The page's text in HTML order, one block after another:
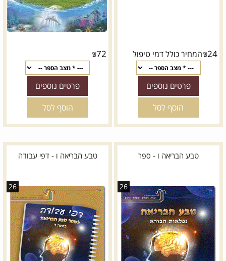
₪24 המחיר כולל דמי טיפול
פרטים נוספים
הוסף לסל
₪72
פרטים נוספים
הוסף לסל
טבע הבריאה ו - ספר
26
טבע הבריאה ו - דפי עבודה
26